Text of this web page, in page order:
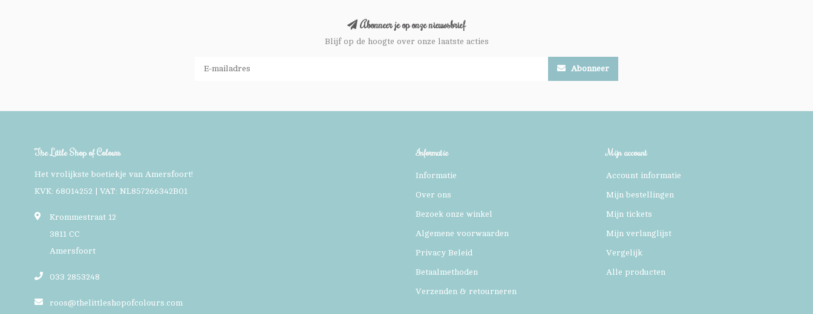
Abonneer je op onze nieuwsbrief
Blijf op de hoogte over onze laatste acties
Abonneer
The Little Shop of Colours
Het vrolijkste boetiekje van Amersfoort!
KVK: 68014252 | VAT: NL857266342B01
Krommestraat 12
3811 CC
Amersfoort
033 2853248
roos@thelittleshopofcolours.com
Informatie
Informatie
Over ons
Bezoek onze winkel
Algemene voorwaarden
Privacy Beleid
Betaalmethoden
Verzenden & retourneren
Mijn account
Account informatie
Mijn bestellingen
Mijn tickets
Mijn verlanglijst
Vergelijk
Alle producten